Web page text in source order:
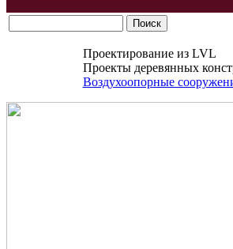
Проектирование из LVL
Проекты деревянных
Воздухоопорные